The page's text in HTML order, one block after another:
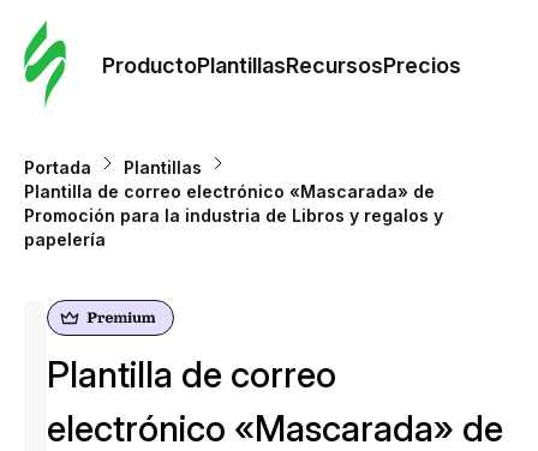
ProductoPlantillasRecursosPrecios
Portada
Plantillas
Plantilla de correo electrónico «Mascarada» de
Promoción para la industria de Libros y regalos y
papelería
Plantilla de correo
electrónico «Mascarada» de